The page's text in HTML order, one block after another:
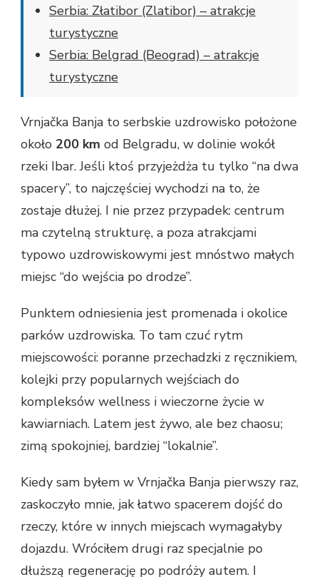
Serbia: Złatibor (Zlatibor) – atrakcje
turystyczne
Serbia: Belgrad (Beograd) – atrakcje
turystyczne
Vrnjačka Banja to serbskie uzdrowisko położone
około 200 km od Belgradu, w dolinie wokół
rzeki Ibar. Jeśli ktoś przyjeżdża tu tylko “na dwa
spacery”, to najczęściej wychodzi na to, że
zostaje dłużej. I nie przez przypadek: centrum
ma czytelną strukturę, a poza atrakcjami
typowo uzdrowiskowymi jest mnóstwo małych
miejsc “do wejścia po drodze”.
Punktem odniesienia jest promenada i okolice
parków uzdrowiska. To tam czuć rytm
miejscowości: poranne przechadzki z ręcznikiem,
kolejki przy popularnych wejściach do
kompleksów wellness i wieczorne życie w
kawiarniach. Latem jest żywo, ale bez chaosu;
zimą spokojniej, bardziej “lokalnie”.
Kiedy sam byłem w Vrnjačka Banja pierwszy raz,
zaskoczyło mnie, jak łatwo spacerem dojść do
rzeczy, które w innych miejscach wymagałyby
dojazdu. Wróciłem drugi raz specjalnie po
dłuższą regenerację po podróży autem. I